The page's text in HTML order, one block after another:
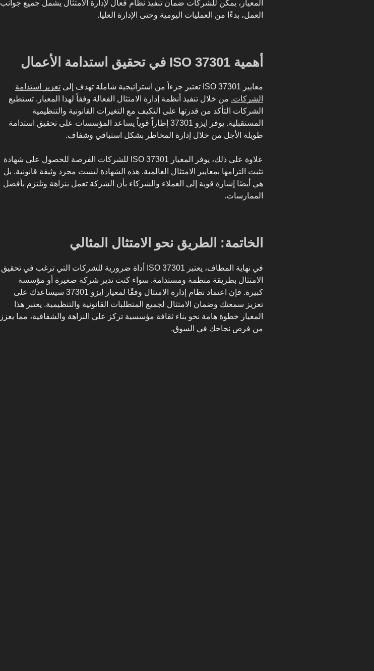
المعيار، يمكن للشركات ضمان تنفيذ نظام فعال لإدارة الامتثال يشمل جميع جوانب
العمل، بدءًا من العمليات اليومية وحتى الإدارة العليا.
أهمية ISO 37301 في تحقيق استدامة الأعمال
معايير ISO 37301 تعتبر جزءاً من استراتيجية شاملة تهدف إلى
تعزيز استدامة
الشركات. من خلال تنفيذ أنظمة إدارة الامتثال الفعالة وفقاً لهذا المعيار. تستطيع
الشركات التأكد من قدرتها على التكيف مع التغيرات القانونية والتنظيمية
المستقبلية. يوفر ايزو 37301 إطاراً قوياً يساعد المؤسسات على تحقيق استدامة
طويلة الأجل من خلال إدارة المخاطر بشكل استباقي وشفاف.
علاوة على ذلك، يوفر المعيار ISO 37301 للشركات الفرصة للحصول على شهادة
تثبت التزامها بمعايير الامتثال العالمية. هذه الشهادة ليست مجرد وثيقة قانونية. بل
هي أيضًا إشارة قوية إلى العملاء والشركاء بأن الشركة تعمل بنزاهة وتلتزم بأفضل
الممارسات.
الخاتمة: الطريق نحو الامتثال المثالي
في نهاية المطاف، يعتبر ISO 37301 أداة ضرورية للشركات التي ترغب في تحقيق
الامتثال بطريقة منظمة ومستدامة. سواء كنت تدير شركة صغيرة أو مؤسسة
كبيرة. فإن اعتماد نظام إدارة الامتثال وفقًا لمعيار ايزو 37301 سيساعدك على
تعزيز سمعتك وضمان الامتثال لجميع المتطلبات القانونية والتنظيمية. يعتبر هذا
المعيار خطوة هامة نحو بناء ثقافة مؤسسية تركز على النزاهة والشفافية، مما يعزز
من فرص نجاحك في السوق.